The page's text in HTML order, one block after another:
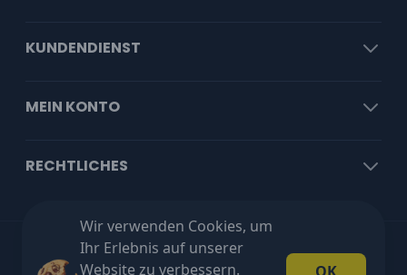
Wir verwenden Cookies, um
Ihr Erlebnis auf unserer
Website zu verbessern.
KUNDENDIENST
MEIN KONTO
RECHTLICHES
Kostenloser Versand ab €100 exkl. MwSt!